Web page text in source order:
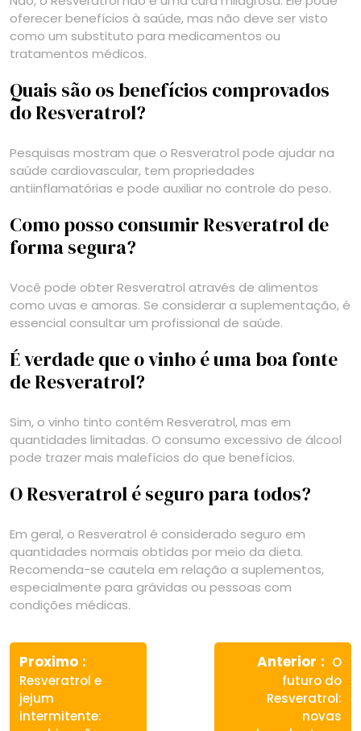
oferecer benefícios à saúde, mas não deve ser visto
como um substituto para medicamentos ou
tratamentos médicos.
Quais são os benefícios comprovados
do Resveratrol?
Pesquisas mostram que o Resveratrol pode ajudar na
saúde cardiovascular, tem propriedades
antiinflamatórias e pode auxiliar no controle do peso.
Como posso consumir Resveratrol de
forma segura?
Você pode obter Resveratrol através de alimentos
como uvas e amoras. Se considerar a suplementação, é
essencial consultar um profissional de saúde.
É verdade que o vinho é uma boa fonte
de Resveratrol?
Sim, o vinho tinto contém Resveratrol, mas em
quantidades limitadas. O consumo excessivo de álcool
pode trazer mais malefícios do que benefícios.
O Resveratrol é seguro para todos?
Em geral, o Resveratrol é considerado seguro em
quantidades normais obtidas por meio da dieta.
Recomenda-se cautela em relação a suplementos,
especialmente para grávidas ou pessoas com
condições médicas.
Navegação
de
Post
Proximo
post:
Resveratrol e
jejum
intermitente:
Anterior
Next
O
futuro do
Resveratrol:
novas